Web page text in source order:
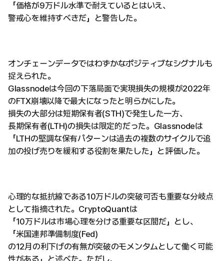
「価格が9万ドル水準で耐えているとはいえ、
警戒心を維持すべきだ」と警告した。
オンチェーンデータではわずかなポジティブなシグナルも
捉えられた。
Glassnodeは今回の下落局面で実現損失の規模が2022年
のFTX崩壊以降で最大になったと明らかにした。
損失の大部分は短期保有者(STH)で発生した一方、
長期保有者(LTH)の損失は限定的だった。Glassnodeは
「LTHの堅調な保有パターンは過去の複数のサイクルで追
加の投げ売りを緩和する役割を果たした」と評価した。
心理的な抵抗線である10万ドルの突破可否も重要な分岐点
として指摘された。CryptoQuantは
「10万ドルは市場心理を分ける重要な区間だ」とし、
「米国連邦準備制度(Fed)
の12月の利下げの有無が突破のモメンタムとして働く可能